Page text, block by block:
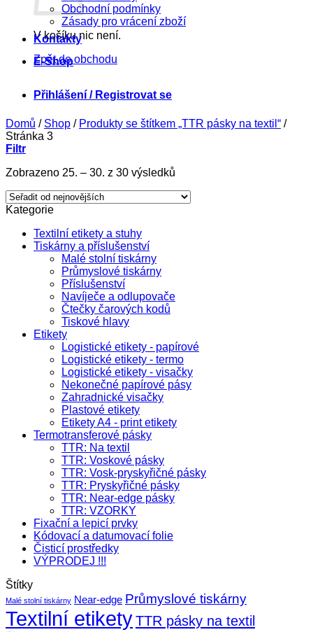
V košíku nic není.
Zpět do obchodu
Obchodní podmínky
Zásady pro vrácení zboží
Kontakty
E-Shop
Přihlášení / Registrovat se
Domů / Shop / Produkty se štítkem „TTR pásky na textil“ /
Stránka 3
Filtr
Zobrazeno 25. – 30. z 30 výsledků
nejnovějších
Kategorie
Textilní etikety a stuhy
Tiskárny a příslušenství
Malé stolní tiskárny
Průmyslové tiskárny
Příslušenství
Navíječe a odlupovače
Čtečky čarových kodů
Tiskové hlavy
Etikety
Logistické etikety - papírové
Logistické etikety - termo
Logistické etikety - visačky
Nekonečné papírové pásy
Zahradnické visačky
Plastové etikety
Etikety A4 - print etikety
Termotransferové pásky
TTR: Na textil
TTR: Voskové pásky
TTR: Vosk-pryskyřičné pásky
TTR: Pryskyřičné pásky
TTR: Near-edge pásky
TTR: VZORKY
Fixační a lepicí prvky
Kódovací a datumovací folie
Čisticí prostředky
VÝPRODEJ !!!
Štítky
Malé stolní tiskárny Near-edge Průmyslové tiskárny
Textilní etiketyTTR pásky na textil